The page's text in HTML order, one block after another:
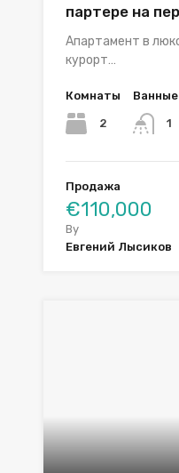
партере на
Апартамент в
курорт…
Комнаты
2
Ванные
1
Продажа
€110,000
By
Евгений Лысиков